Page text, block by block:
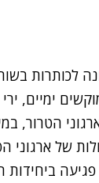
לכותרות
ימיים, ירי
הטרור,
של